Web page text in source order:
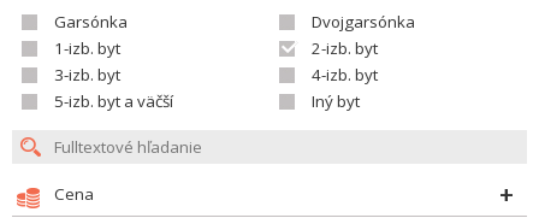
Garsónka
Dvojgarsónka
1-izb. byt
2-izb. byt
3-izb. byt
4-izb. byt
5-izb. byt a väčší
Iný byt
Cena